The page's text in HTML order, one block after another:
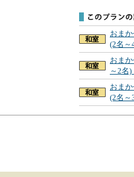
おま
(2名～
おま
～2名
おま
(2名～